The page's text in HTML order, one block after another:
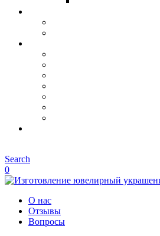
Search
0
О нас
Отзывы
Вопросы